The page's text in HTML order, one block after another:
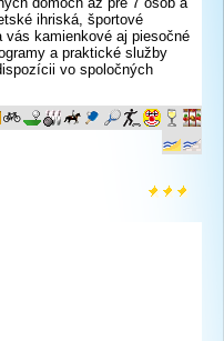
ihriská, športové
kamienkové aj piesočné
a praktické služby
vo spoločných